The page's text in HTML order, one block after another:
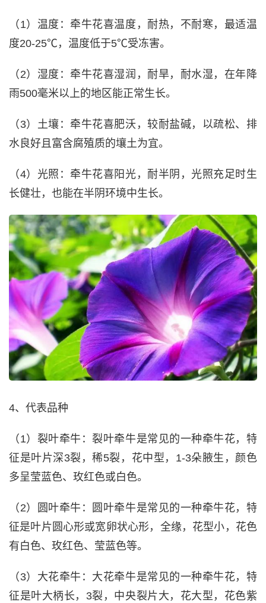
（1）温度：牵牛花喜温度，耐热，不耐寒，最适温
度20-25℃，温度低于5℃受冻害。
（2）湿度：牵牛花喜湿润，耐旱，耐水湿，在年降
雨500毫米以上的地区能正常生长。
（3）土壤：牵牛花喜肥沃，较耐盐碱，以疏松、排
水良好且富含腐殖质的壤土为宜。
（4）光照：牵牛花喜阳光，耐半阴，光照充足时生
长健壮，也能在半阴环境中生长。
4、代表品种
（1）裂叶牵牛：裂叶牵牛是常见的一种牵牛花，特
征是叶片深3裂，稀5裂，花中型，1-3朵腋生，颜色
多呈莹蓝色、玫红色或白色。
（2）圆叶牵牛：圆叶牵牛是常见的一种牵牛花，特
征是叶片圆心形或宽卵状心形，全缘，花型小，花色
有白色、玫红色、莹蓝色等。
（3）大花牵牛：大花牵牛是常见的一种牵牛花，特
征是叶大柄长，3裂，中央裂片大，花大型，花色紫